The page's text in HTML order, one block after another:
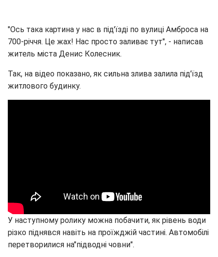
"Ось така картина у нас в під'їзді по вулиці Амброса на
700-річчя. Це жах! Нас просто заливає тут", - написав
житель міста Денис Колесник.
Так, на відео показано, як сильна злива залила під'їзд
житлового будинку.
У наступному ролику можна побачити, як рівень води
різко піднявся навіть на проїжджій частині. Автомобілі
перетворилися на"підводні човни".